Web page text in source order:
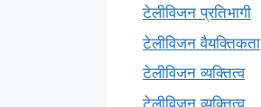
टेलीविजन प्रतिभागी
टेलीविजन वैयक्तिकता
टेलीविजन व्यक्तित्व
टेलीविज़न व्यक्तित्व